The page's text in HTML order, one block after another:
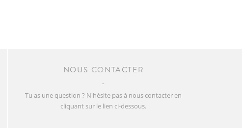
NOUS CONTACTER
Tu as une question ? N'hésite pas à nous contacter en
cliquant sur le lien ci-dessous.